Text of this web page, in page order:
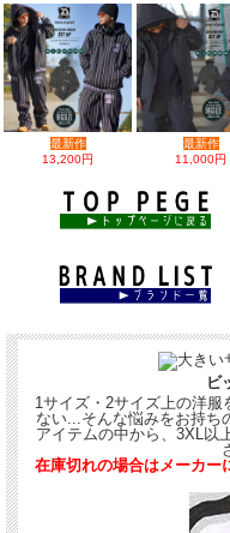
最新作
13,200円
最新作
11,000円
ビ
1サイズ・2サイズ上の洋
ない...そんな悩みをお持ち
アイテムの中から、3XL以
在庫切れの場合はメーカー